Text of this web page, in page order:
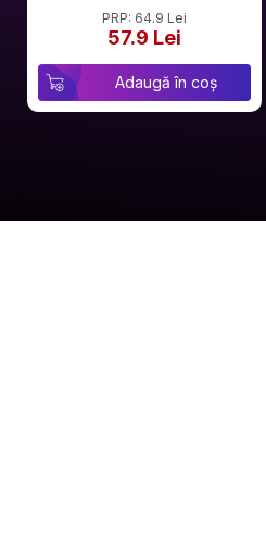
PRP: 64.9 Lei
57.9 Lei
Adaugă în coș